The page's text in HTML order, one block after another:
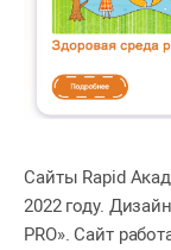
Сайты Rapid
2022 году.
PRO». Сайт